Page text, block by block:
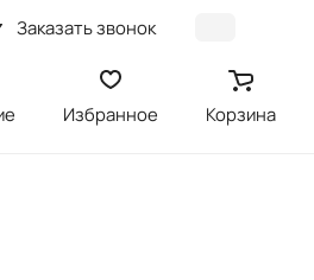
Заказать звонок
Избранное Корзина